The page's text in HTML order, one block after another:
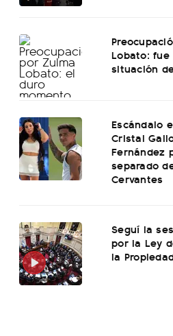
Lobato:
situación
Escándalo
Cristal
Fernández
separado
Cervantes
Seguí la
por la Ley
la